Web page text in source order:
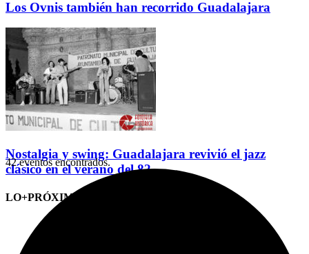
Los Ovnis también han recorrido Guadalajara
Nostalgia y swing: Guadalajara revivió el jazz
clásico en el verano del 82
LO+PRÓXIMO (CITAS)
42 eventos encontrados.